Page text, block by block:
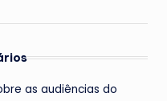
as audiências do